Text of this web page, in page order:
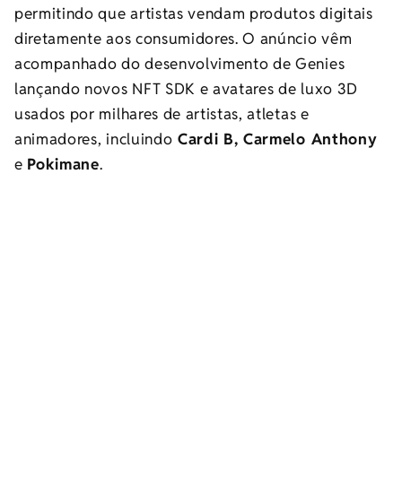
permitindo que artistas vendam produtos digitais
diretamente aos consumidores. O anúncio vêm
acompanhado do desenvolvimento de Genies
lançando novos NFT SDK e avatares de luxo 3D
usados ​​por milhares de artistas, atletas e
animadores, incluindo Cardi B, Carmelo Anthony
e Pokimane.